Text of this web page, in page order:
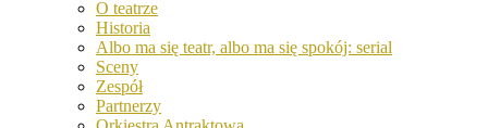
O teatrze
Historia
Albo ma się teatr, albo ma się spokój: serial
Sceny
Zespół
Partnerzy